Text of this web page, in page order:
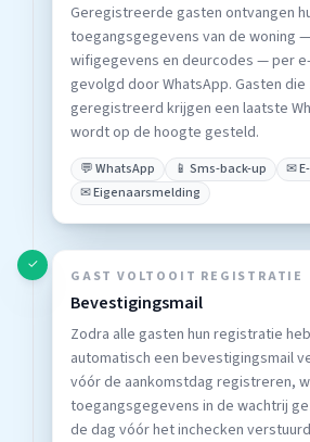
Geregistreerde gasten ontvangen
toegangsgegevens van de woning
wifigegevens en deurcodes — per
gevolgd door WhatsApp. Gasten
geregistreerd krijgen een laatste
wordt op de hoogte gesteld.
💬 WhatsApp 📱 Sms-back-up
✉
✉ Eigenaarsmelding
✓
GAST VOLTOOIT REGISTRATIE
Bevestigingsmail
Zodra alle gasten hun registratie
automatisch een bevestigingsmail
vóór de aankomstdag registreren,
toegangsgegevens in de wachtrij
de dag vóór het inchecken